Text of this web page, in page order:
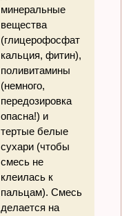
минеральные
вещества
(глицерофосфат
кальция, фитин),
поливитамины
(немного,
передозировка
опасна!) и
тертые белые
сухари (чтобы
смесь не
клеилась к
пальцам). Смесь
делается на